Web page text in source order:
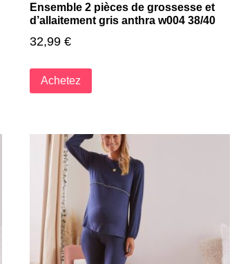
Ensemble 2 pièces de grossesse et
d’allaitement gris anthra w004 38/40
32,99 €
Achetez